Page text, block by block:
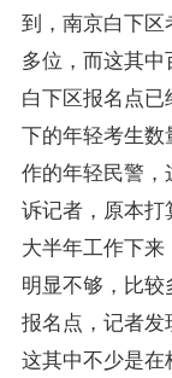
到，南京白下
多位，而这其中
白下区报名点
下的年轻考生数
作的年轻民警
诉记者，原本
大半年工作下
明显不够，比
报名点，记者发
这其中不少是